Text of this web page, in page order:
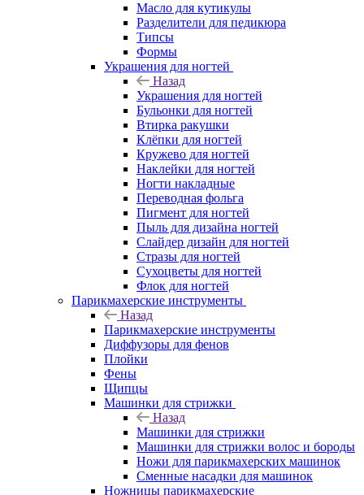
Масло для кутикулы
Разделители для педикюра
Типсы
Формы
Украшения для ногтей
Назад
Украшения для ногтей
Бульонки для ногтей
Втирка ракушки
Клёпки для ногтей
Кружево для ногтей
Наклейки для ногтей
Ногти накладные
Переводная фольга
Пигмент для ногтей
Пыль для дизайна ногтей
Слайдер дизайн для ногтей
Стразы для ногтей
Сухоцветы для ногтей
Флок для ногтей
Парикмахерские инструменты
Назад
Парикмахерские инструменты
Диффузоры для фенов
Плойки
Фены
Щипцы
Машинки для стрижки
Назад
Машинки для стрижки
Машинки для стрижки волос и бороды
Ножи для парикмахерских машинок
Сменные насадки для машинок
Ножницы парикмахерские